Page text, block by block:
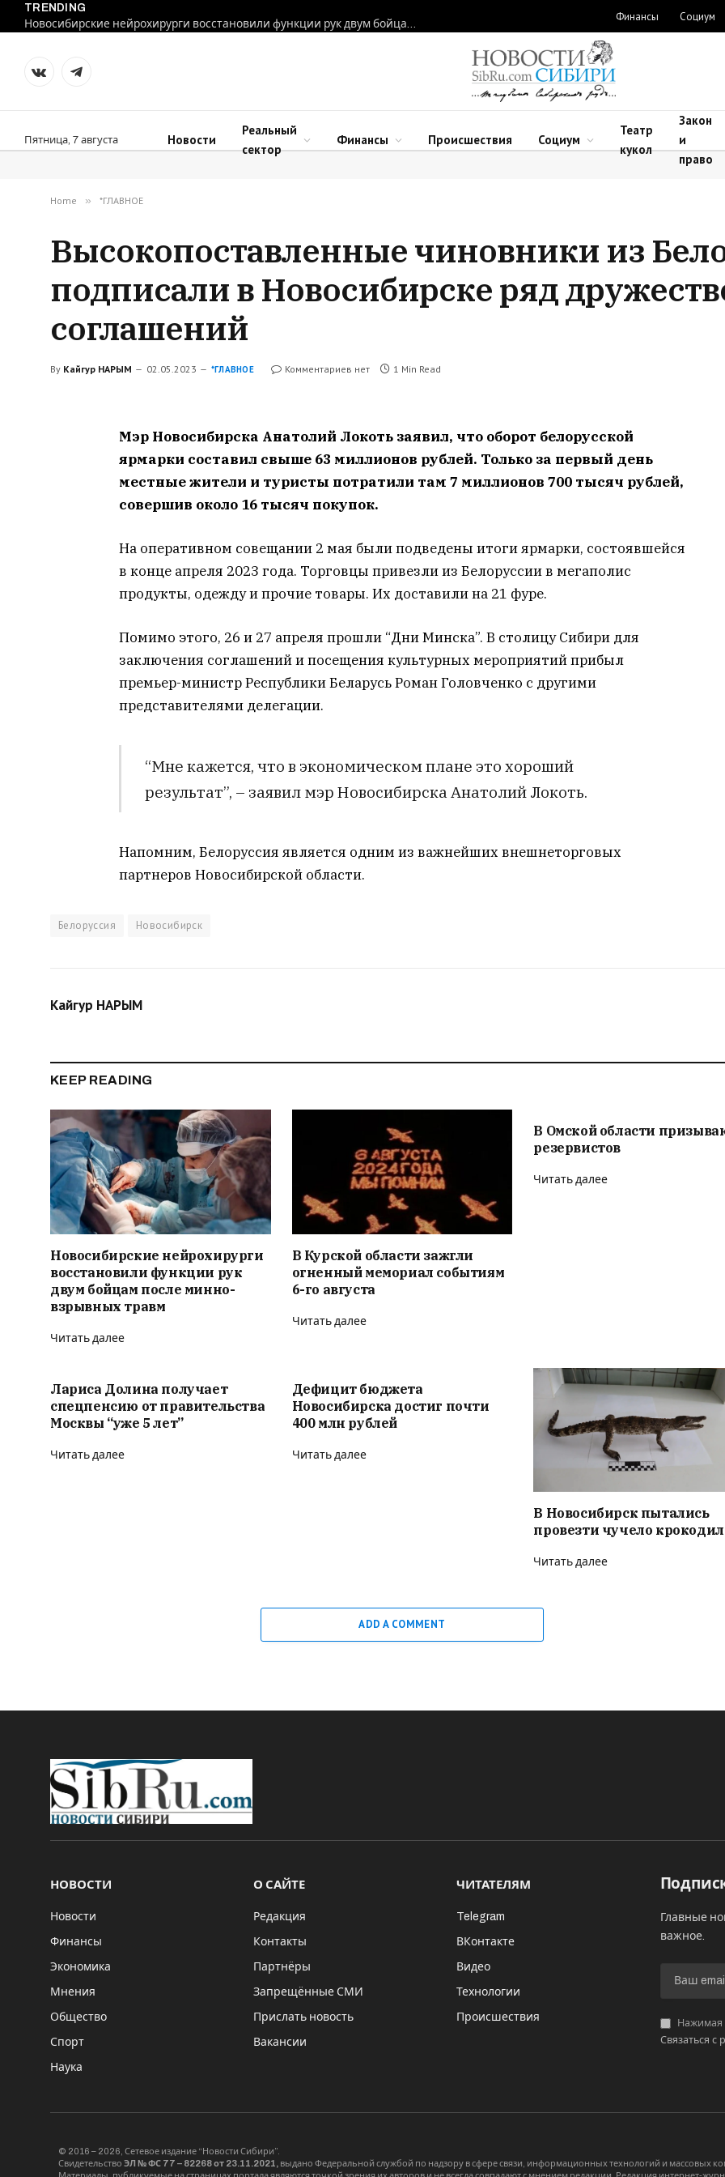
TRENDING
Новосибирские нейрохирурги восстановили функции рук двум бойцам после минно-взрывных травм
Финансы Социум
VKontakteTelegram
Пятница, 7 августа Новости
Реальный
сектор
Финансы Происшествия Социум
Театр
кукол
Закон
и
право
Home » *ГЛАВНОЕ
Высокопоставленные чиновники из
подписали в Новосибирске ряд
соглашений
By Кайгур НАРЫМ 02.05.2023 *ГЛАВНОЕ Комментариев нет 1 Min Read
Мэр Новосибирска Анатолий Локоть заявил, что оборот белорусской
ярмарки составил свыше 63 миллионов рублей. Только за первый день
местные жители и туристы потратили там 7 миллионов 700 тысяч рублей,
совершив около 16 тысяч покупок.
На оперативном совещании 2 мая были подведены итоги ярмарки, состоявшейся
в конце апреля 2023 года. Торговцы привезли из Белоруссии в мегаполис
продукты, одежду и прочие товары. Их доставили на 21 фуре.
Помимо этого, 26 и 27 апреля прошли “Дни Минска”. В столицу Сибири для
заключения соглашений и посещения культурных мероприятий прибыл
премьер-министр Республики Беларусь Роман Головченко с другими
представителями делегации.
“Мне кажется, что в экономическом плане это хороший
результат”, – заявил мэр Новосибирска Анатолий Локоть.
Напомним, Белоруссия является одним из важнейших внешнеторговых
партнеров Новосибирской области.
Белоруссия Новосибирск
Кайгур НАРЫМ
KEEP READING
Новосибирские нейрохирурги
восстановили функции рук
двум бойцам после минно-
взрывных травм
Читать далее
В Курской области зажгли
огненный мемориал событиям
6-го августа
Читать далее
В Омской области
резервистов
Читать далее
Лариса Долина получает
спецпенсию от правительства
Москвы “уже 5 лет”
Читать далее
Дефицит бюджета
Новосибирска достиг почти
400 млн рублей
Читать далее
В Новосибирск пытались
провезти чучело
Читать далее
ADD A COMMENT
НОВОСТИ
Новости
Финансы
Экономика
Мнения
Общество
Спорт
Наука
О САЙТЕ
Редакция
Контакты
Партнёры
Запрещённые СМИ
Прислать новость
Вакансии
ЧИТАТЕЛЯМ
Telegram
ВКонтакте
Видео
Технологии
Происшествия
Главные
важное.
Нажимая
Связаться с
© 2016 – 2026, Сетевое издание “Новости Сибири”.
Свидетельство ЭЛ № ФС 77 – 82268 от 23.11.2021, выдано Федеральной службой по надзору в сфере связи, информационных технологий и массовых